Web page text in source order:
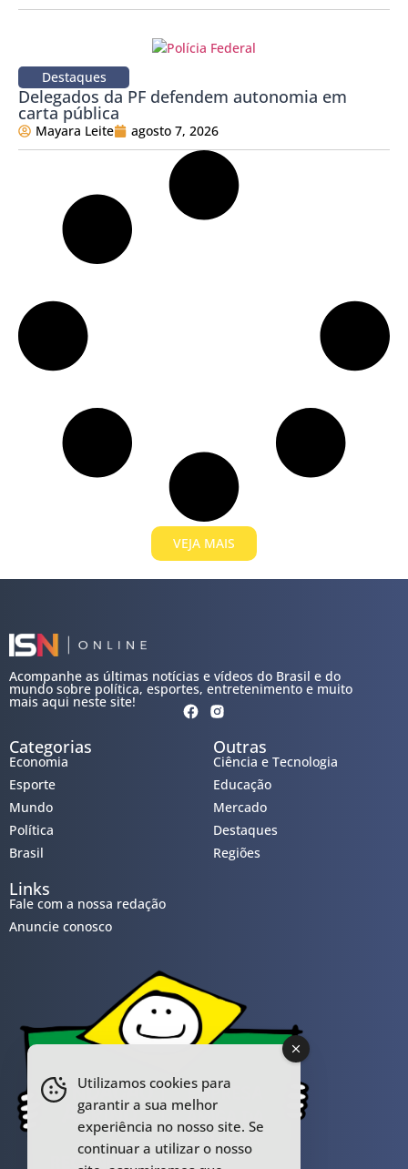
Destaques
Delegados da PF defendem autonomia em
carta pública
Mayara Leite agosto 7, 2026
VEJA MAIS
Acompanhe as últimas notícias e vídeos do Brasil e do
mundo sobre política, esportes, entretenimento e muito
mais aqui neste site!
Categorias
Economia
Esporte
Mundo
Política
Brasil
Outras
Ciência e Tecnologia
Educação
Mercado
Destaques
Regiões
Links
Fale com a nossa redação
Anuncie conosco
Utilizamos cookies para
garantir a sua melhor
experiência no nosso site. Se
continuar a utilizar o nosso